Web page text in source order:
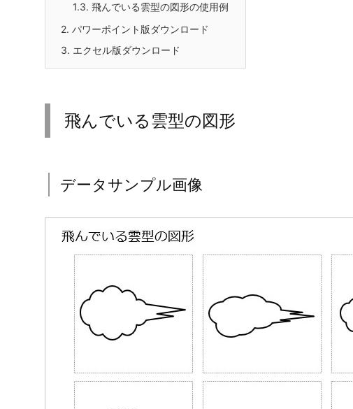
1.3. 飛んでいる雲型の図形の使用例
2. パワーポイント版ダウンロード
3. エクセル版ダウンロード
飛んでいる雲型の図形
データサンプル画像